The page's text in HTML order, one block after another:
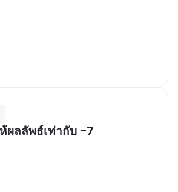
ผลลัพธ์เท่ากับ −7